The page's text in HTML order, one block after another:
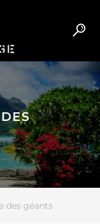
des géants